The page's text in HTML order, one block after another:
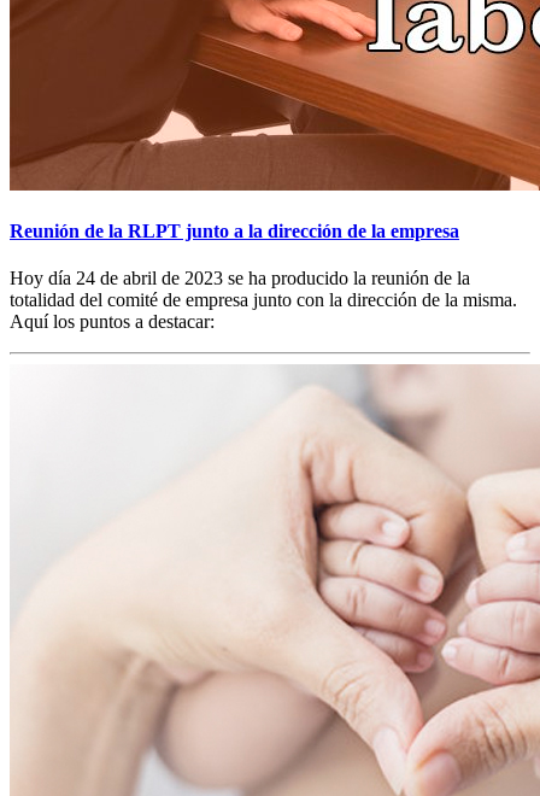
Reunión de la RLPT junto a la dirección de la empresa
Hoy día 24 de abril de 2023 se ha producido la reunión de la
totalidad del comité de empresa junto con la dirección de la misma.
Aquí los puntos a destacar: